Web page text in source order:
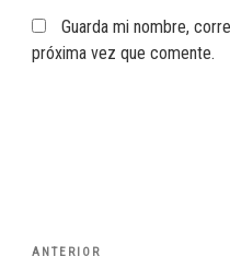
Guarda mi nombre,
próxima vez que comente.
Navegación
Entrada
ANTERIOR